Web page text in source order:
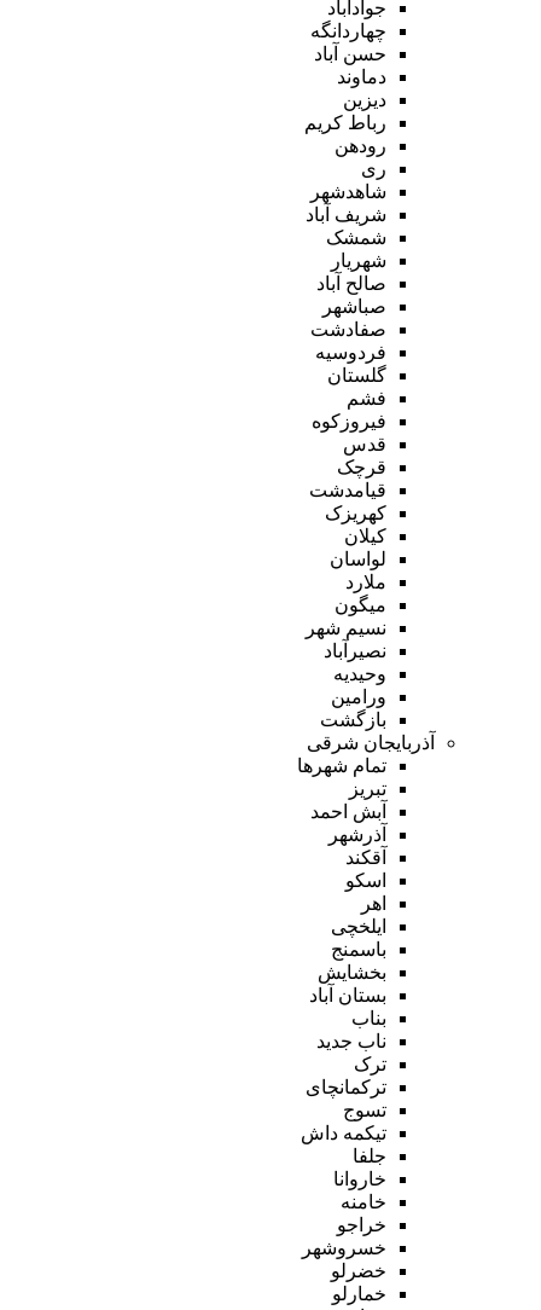
جوادآباد
چهاردانگه
حسن آباد
دماوند
دیزین
رباط کریم
رودهن
ری
شاهدشهر
شریف آباد
شمشک
شهریار
صالح آباد
صباشهر
صفادشت
فردوسیه
گلستان
فشم
فیروزکوه
قدس
قرچک
قیامدشت
کهریزک
کیلان
لواسان
ملارد
میگون
نسیم شهر
نصیرآباد
وحیدیه
ورامین
بازگشت
آذربایجان شرقی
تمام شهر‌ها
تبریز
آبش احمد
آذرشهر
آقکند
اسکو
اهر
ایلخچی
باسمنج
بخشایش
بستان آباد
بناب
ناب جدید
ترک
ترکمانچای
تسوج
تیکمه داش
جلفا
خاروانا
خامنه
خراجو
خسروشهر
خضرلو
خمارلو